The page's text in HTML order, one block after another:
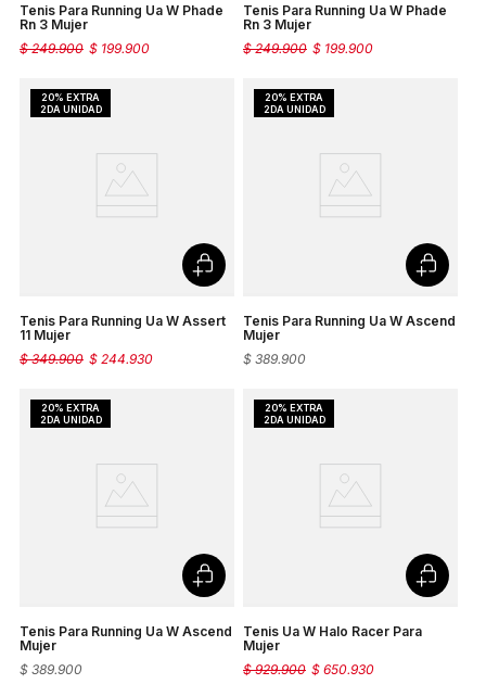
Tenis Para Running Ua W Phade
Rn 3 Mujer
$ 199.900
$ 249.900
Tenis Para Running Ua W Phade
Rn 3 Mujer
$ 199.900
$ 249.900
Tenis Para Running Ua W Assert
11 Mujer
$ 244.930
$ 349.900
Tenis Para Running Ua W Ascend
Mujer
$ 389.900
Tenis Para Running Ua W Ascend
Mujer
$ 389.900
Tenis Ua W Halo Racer Para
Mujer
$ 650.930
$ 929.900